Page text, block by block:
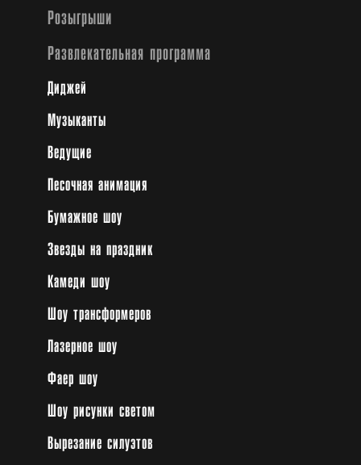
Розыгрыши
Развлекательная программа
Диджей
Музыканты
Ведущие
Песочная анимация
Бумажное шоу
Звезды на праздник
Камеди шоу
Шоу трансформеров
Лазерное шоу
Фаер шоу
Шоу рисунки светом
Вырезание силуэтов